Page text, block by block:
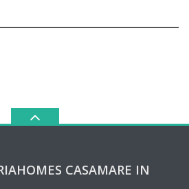
CASAMARE IN